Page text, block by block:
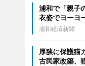
浦和で「親子
衣姿でヨーヨ
浦和経済新聞
厚狭に保護猫
古民家改築、